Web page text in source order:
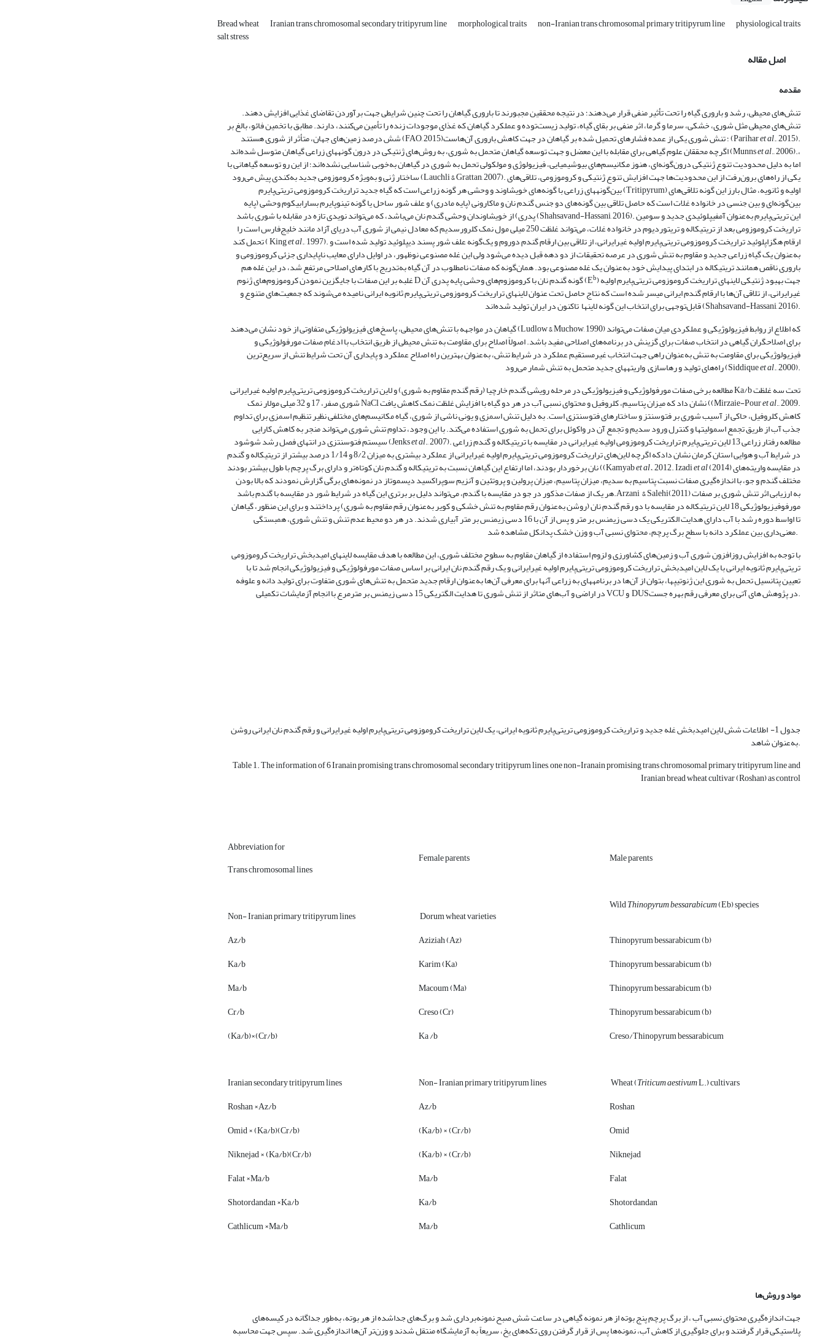
Bread wheat Iranian trans chromosomal secondary tritipyrum line morphological traits non-Iranian trans chromosomal primary tritipyrum line physiological traits
salt stress
اصل مقاله
مقدمه
تنش‌های محیطی، رشد و باروری گیاه را تحت تأثیر منفی قرار می‌دهند؛ در نتیجه محققین مجبورند تا باروری گیاهان را تحت چنین شرایطی جهت برآوردن تقاضای غذایی افزایش دهند.
تنش‌های محیطی مثل شوری، خشکی، سرما و گرما، اثر منفی بر بقای گیاه، تولید زیست‌توده و عملکرد گیاهان که غذای موجودات زنده را تأمین می‌کنند، دارند. مطابق با تخمین فائو، بالغ‌ بر
شش درصد زمین‌های جهان، متأثر از شوری هستند (FAO, 2015)؛ تنش شوری یکی از عمده فشارهای تحمیل شده بر گیاهان در جهت کاهش باروری آن‌هاست (Pariharet al., 2015).
اگرچه محققان علوم گیاهی برای مقابله با این معضل و جهت توسعه گیاهان متحمل به شوری، به روش‌های ژنتیکی در درون گونه­های زراعی گیاهان متوسل شده‌اند (Munnset al., 2006).،
اما به دلیل محدودیت تنوع ژنتیکی درون‌گونه‌ای، هنوز مکانیسم‌های بیوشیمیایی، فیزیولوژی و مولکولی تحمل به شوری در گیاهان به‌خوبی شناسایی نشده‌اند؛ از این رو توسعه گیاهانی با
ساختار ژنی و به‌ویژه کروموزومی جدید به‌کندی پیش می‌رود (Lauchli & Grattan, 2007). یکی از راه‌های برون‌رفت از این محدودیت‌ها جهت افزایش تنوع ژنتیکی و کروموزومی، تلاقی‌های
بین‌گونه­های زر‌اعی با گونه‌های خویشاوند و وحشی هر گونه زراعی است که گیاه جدید تراریخت کروموزومی تریتی‌پایرم (Tritipyrum) اولیه و ثانویه، مثال بارز این‌ گونه تلاقی‌های
بین‌گونه‌ای و بین جنسی در خانواده غلات است که حاصل تلاقی بین گونه‌های دو جنس گندم نان و ماکارونی (پایه مادری) و علف شور ساحل یا گونه تینوپایرم بسارابیکوم وحشی (پایه
پدری) از خویشاوندان وحشی گندم نان می‌باشد، که می‌تواند نویدی تازه در مقابله با شوری باشد (Shahsavand-Hassani, 2016). این تریتی‌پایرم به‌عنوان آمفی­پلوئیدی جدید و سومین
تراریخت کروموزومی بعد از تریتیکاله و تریتوردیوم در خانواده غلات، می‌تواند غلظت 250 میلی مول نمک کلرورسدیم که معادل نیمی از شوری آب دریای آزاد مانند خلیج‌فارس است را
تحمل کند ( Kinget al., 1997). ارقام هگزاپلوئید تراریخت کروموزومی تریتی‌پایرم اولیه غیرایرانی، از تلاقی بین ارقام گندم دوروم و یک‌گونه علف شور پسند دیپلوئید تولید شده است و
به‌عنوان یک گیاه زراعی جدید و مقاوم به تنش شوری در عرصه تحقیقات از دو دهه قبل دیده می‌شود ولی این غله مصنوعی نوظهور، در اوایل دارای معایب ناپایداری جزئی کروموزومی و
باروری ناقص همانند تریتیکاله در ابتدای پیدایش خود به‌عنوان یک غله مصنوعی بود. همان‌گونه که صفات نامطلوب در آن گیاه به‌تدریج با کارهای اصلاحی مرتفع شد، در این غله هم
غلبه بر این صفات با جایگزین نمودن کروموزوم‌های ژنوم D گونه گندم نان با کروموزوم‌های وحشی پایه پدری آن (Eb) جهت بهبود ژنتیکی لاین­های تراریخت کروموزومی تریتی‌پایرم اولیه
غیرایرانی، از تلاقی آن‌ها با ارقام گندم ایرانی میسر ‌شده است که نتاج حاصل تحت عنوان لاین­های تراریخت کروموزومی تریتی‌پایرم ثانویه ایرانی نامیده می‌شوند که جمعیت‌های متنوع و
قابل‌توجهی برای انتخاب این گونه لاین­ها تاکنون در ایران تولید شده‌اند (Shahsavand-Hassani, 2016).
گیاهان در مواجهه با تنش‌های محیطی، پاسخ‌های فیزیولوژیکی متفاوتی از خود نشان می‌دهند (Ludlow & Muchow, 1990) که اطلاع از روابط فیزیولوژیکی و عملکردی میان صفات می‌تواند
برای اصلاحگران گیاهی در انتخاب صفات برای گزینش در برنامه‌های اصلاحی مفید باشد. اصولاً اصلاح برای مقاومت به تنش محیطی از طریق انتخاب با ادغام صفات مورفولوژیکی و
فیزیولوژیکی برای مقاومت به تنش به‌عنوان راهی جهت انتخاب غیرمستقیم عملکرد در شرایط تنش،‌ به‌عنوان بهترین راه اصلاح عملکرد و پایداری آن تحت شرایط تنش از سریع‌ترین
راه‌های تولید و رهاسازی واریته­های جدید متحمل به تنش شمار می‌رود (Siddiqueet al., 2000).
مطالعه برخی صفات مورفولوژیکی و فیزیولوژیکی در مرحله رویشی گندم خارچیا (رقم گندم مقاوم به شوری) و لاین تراریخت کروموزومی تریتی‌پایرم اولیه غیرایرانی Ka/b تحت سه غلظت
شوری صفر، 17 و 32 میلی مولار نمک NaCl نشان داد که میزان پتاسیم، کلروفیل و محتوای نسبی آب در هر دو گیاه با افزایش غلظت نمک کاهش یافت ((Mirzaie-Pouret al., 2009.
کاهش کلروفیل، حاکی از آسیب شوری بر فتوسنتز و ساختارهای فتوسنتزی است. به دلیل تنش اسمزی و یونی ناشی از شوری، گیاه مکانیسم‌های مختلفی نظیر تنظیم اسمزی برای تداوم
جذب آب از طریق تجمع اسمولیت­ها و کنترل ورود سدیم و تجمع آن در واکوئل برای تحمل به شوری استفاده می‌کند. با این ‌وجود، تداوم تنش شوری می‌تواند منجر به کاهش کارایی
سیستم فتوسنتزی در انتهای فصل رشد شوشود (Jenkset al., 2007). مطالعه رفتار زراعی 13 لاین تریتی‌پایرم تراریخت کروموزومی اولیه غیرایرانی در مقایسه با تریتیکاله و گندم زراعی
در شرایط آب و هوایی استان کرمان نشان دادکه اگرچه لاین‌های تراریخت کروموزومی تریتی‌پایرم اولیه غیرایرانی از عملکرد بیشتری به میزان 8/2 و 1/14 درصد بیشتر از تریتیکاله و گندم
نان برخوردار بودند، اما ارتفاع این گیاهان نسبت به تریتیکاله و گندم نان کوتاه‌تر و دارای برگ پرچم با طول بیشتر بودند ((Kamyabet al., 2012. Izadiet al(2014) در مقایسه واریته‌های
مختلف گندم و جو، با اندازه‌گیری صفات نسبت پتاسیم به سدیم، میزان پتاسیم، میزان پرولین و پروتئین و آنزیم سوپراکسید دیسموتاز در نمونه‌های برگی گزارش نمودند که بالا بودن
هر یک از صفات مذکور در جو در مقایسه با گندم، می‌تواند دلیل بر برتری این گیاه در شرایط شور در مقایسه با گندم باشد.Arzani & Salehi(2011) به ارزیابی اثر تنش شوری بر صفات
مورفوفیزیولوژیکی 18 لاین تریتیکاله در مقایسه با دو رقم گندم نان (روشن به‌عنوان رقم مقاوم به تنش خشکی و کویر به‌عنوان رقم مقاوم به شوری) پرداختند و برای این منظور، گیاهان
تا اواسط دوره رشد با آب دارای هدایت الکتریکی یک دسی زیمنس بر متر و پس از آن با 16 دسی زیمنس بر متر آبیاری شدند. در هر دو محیط عدم تنش و تنش شوری، همبستگی
معنی‌داری بین عملکرد دانه با سطح برگ پرچم، محتوای نسبی آب و وزن خشک پدانکل مشاهده شد.
با توجه به افزایش روزافزون شوری آب و زمین‌های کشاورزی و لزوم استفاده از گیاهان مقاوم به سطوح مختلف شوری، این مطالعه با هدف مقایسه لاین­های امیدبخش تراریخت کروموزومی
تریتی‌پایرم ثانویه ایرانی با یک لاین امیدبخش تراریخت کروموزومی تریتی‌پایرم اولیه غیرایرانی و یک رقم گندم نان ایرانی بر اساس صفات مورفولوژیکی و فیزیولوژیکی انجام شد تا با
تعیین پتانسیل تحمل به شوری این ژنوتیپ­ها، بتوان از آن‌ها در برنامه­های به زراعی آ­ن­ها برای معرفی آن‌ها به‌عنوان ارقام جدید متحمل به تنش‌های شوری متفاوت برای تولید دانه و علوفه
در اراضی و آب‌های متاثر از تنش شوری تا هدایت الگتریکی 15 دسی زیمنس بر مترمرع با انجام آزمایشات تکمیلی VCU و DUSدر پژوهش های آتی برای معرفی رقم بهره جست.
جدول 1- اطلاعات شش لاین امیدبخش غله جدید و تراریخت کروموزومی تریتی‌پایرم ثانویه ایرانی، یک لاین تراریخت کروموزومی تریتی‌پایرم اولیه غیرایرانی و رقم گندم نان ایرانی روشن
به‌عنوان شاهد.
Table 1. The information of 6 Iranain promising trans chromosomal secondary tritipyrum lines, one non-Iranain promising trans chromosomal primary tritipyrum line and
Iranian bread wheat cultivar (Roshan) as control
Abbreviation for
Trans chromosomal lines
Female parents Male parents
Non- Iranian primary tritipyrum lines Dorum wheat varieties
WildThinopyrum bessarabicum(Eb) species
Az/b Aziziah (Az)
Thinopyrum bessarabicum (b)
Ka/b
Karim (Ka)
Thinopyrum bessarabicum (b)
Ma/b
Macoum (Ma)
Thinopyrum bessarabicum (b)
Cr/b
Creso (Cr)
Thinopyrum bessarabicum (b)
(Ka/b)×(Cr/b)
Ka /b Creso/Thinopyrum bessarabicum
Iranian secondary tritipyrum lines Non- Iranian primary tritipyrum lines Wheat (Triticum aestivumL.) cultivars
Roshan ×Az/b
Az/b
Roshan
Omid × (Ka/b)(Cr/b)
(Ka/b) × (Cr/b)
Omid
Niknejad × (Ka/b)(Cr/b)
(Ka/b) × (Cr/b)
Niknejad
Falat ×Ma/b
Ma/b
Falat
Shotordandan ×Ka/b
Ka/b
Shotordandan
Cathlicum ×Ma/b
Ma/b Cathlicum
مواد و روش‌ها
جهت اندازه‌گیری محتوای نسبی آب ، از برگ پرچم پنج بوته از هر نمونه گیاهی در ساعت شش صبح نمونه‌برداری شد و برگ‌های جداشده از هر بوته، به‌طور جداگانه در کیسه‌های
پلاستیکی قرار گرفتند و برای جلوگیری از کاهش آب، نمونه‌ها پس از قرار گرفتن روی تکه‌های یخ، سریعاً به آزمایشگاه منتقل شدند و وزن‌تر آن‌ها اندازه‌گیری شد. سپس جهت محاسبه